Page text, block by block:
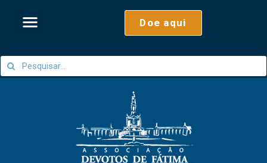
Doe aqui